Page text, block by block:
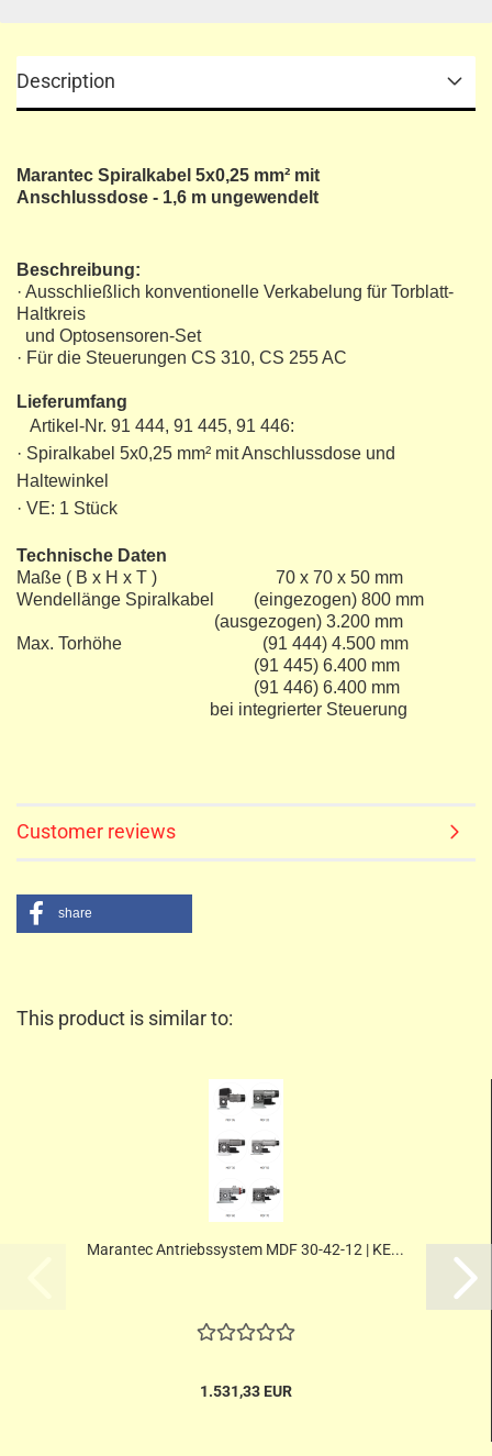
Description
Marantec Spiralkabel 5x0,25 mm² mit
Anschlussdose - 1,6 m ungewendelt
Beschreibung:
· Ausschließlich konventionelle Verkabelung für Torblatt-
Haltkreis
und Optosensoren-Set
· Für die Steuerungen CS 310, CS 255 AC
Lieferumfang
Artikel-Nr. 91 444, 91 445, 91 446:
· Spiralkabel 5x0,25 mm² mit Anschlussdose und
Haltewinkel
· VE: 1 Stück
Technische Daten
Maße ( B x H x T ) 70 x 70 x 50 mm
Wendellänge Spiralkabel (eingezogen) 800 mm
(ausgezogen) 3.200 mm
Max. Torhöhe (91 444) 4.500 mm
(91 445) 6.400 mm
(91 446) 6.400 mm
bei integrierter Steuerung
Customer reviews
share
This product is similar to:
Marantec Antriebssystem MDF 30-42-12 | KE...
1.531,33 EUR